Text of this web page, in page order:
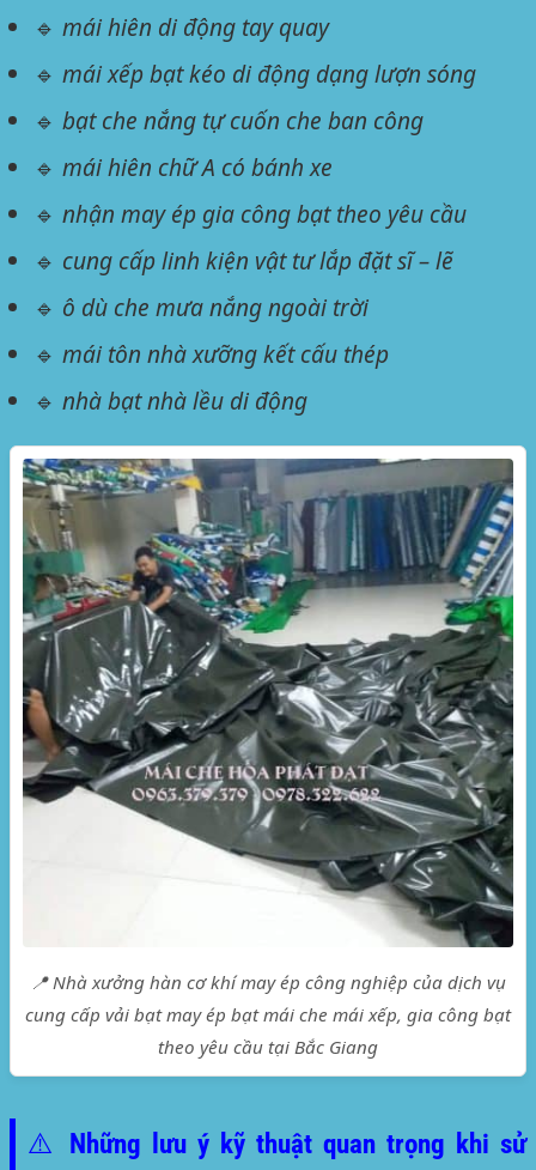
🔹 mái hiên di động tay quay
🔹 mái xếp bạt kéo di động dạng lượn sóng
🔹 bạt che nắng tự cuốn che ban công
🔹 mái hiên chữ A có bánh xe
🔹 nhận may ép gia công bạt theo yêu cầu
🔹 cung cấp linh kiện vật tư lắp đặt sĩ – lẽ
🔹 ô dù che mưa nắng ngoài trời
🔹 mái tôn nhà xưỡng kết cấu thép
🔹 nhà bạt nhà lều di động
📍 Nhà xưởng hàn cơ khí may ép công nghiệp của dịch vụ
cung cấp vải bạt may ép bạt mái che mái xếp, gia công bạt
theo yêu cầu tại Bắc Giang
⚠️ Những lưu ý kỹ thuật quan trọng khi sử